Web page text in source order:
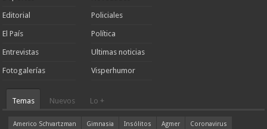
Editorial
El País
Entrevistas
Fotogalerías
Policiales
Política
Ultimas noticias
Visperhumor
Temas Nuevos Lo +
Americo Schvartzman Gimnasia Insólitos Agmer
Coronavirus